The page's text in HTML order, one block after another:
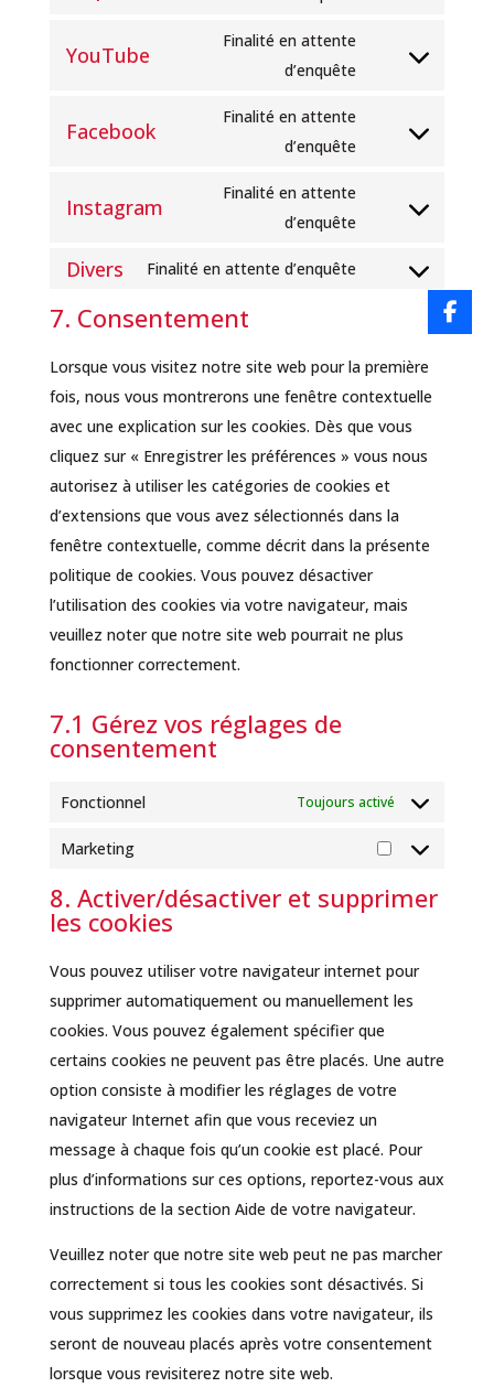
service
YouTube
Finalité en attente
d’enquête
Consent
service
Facebook
Finalité en attente
d’enquête
Consent
service
Instagram
Finalité en attente
d’enquête
Consent
service
instagram
Divers Finalité en attente d’enquête
Consent
divers
7. Consentement
Lorsque vous visitez notre site web pour la première
fois, nous vous montrerons une fenêtre contextuelle
avec une explication sur les cookies. Dès que vous
cliquez sur « Enregistrer les préférences » vous nous
autorisez à utiliser les catégories de cookies et
d’extensions que vous avez sélectionnés dans la
fenêtre contextuelle, comme décrit dans la présente
politique de cookies. Vous pouvez désactiver
l’utilisation des cookies via votre navigateur, mais
veuillez noter que notre site web pourrait ne plus
fonctionner correctement.
7.1 Gérez vos réglages de
consentement
Fonctionnel Toujours activé
Marketing
Marketing
8. Activer/désactiver et supprimer
les cookies
Vous pouvez utiliser votre navigateur internet pour
supprimer automatiquement ou manuellement les
cookies. Vous pouvez également spécifier que
certains cookies ne peuvent pas être placés. Une autre
option consiste à modifier les réglages de votre
navigateur Internet afin que vous receviez un
message à chaque fois qu’un cookie est placé. Pour
plus d’informations sur ces options, reportez-vous aux
instructions de la section Aide de votre navigateur.
Veuillez noter que notre site web peut ne pas marcher
correctement si tous les cookies sont désactivés. Si
vous supprimez les cookies dans votre navigateur, ils
seront de nouveau placés après votre consentement
lorsque vous revisiterez notre site web.